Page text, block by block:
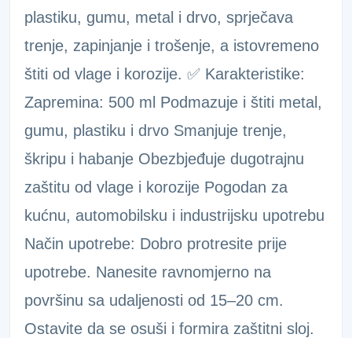
plastiku, gumu, metal i drvo, sprječava
trenje, zapinjanje i trošenje, a istovremeno
štiti od vlage i korozije. ✅ Karakteristike:
Zapremina: 500 ml Podmazuje i štiti metal,
gumu, plastiku i drvo Smanjuje trenje,
škripu i habanje Obezbjeđuje dugotrajnu
zaštitu od vlage i korozije Pogodan za
kućnu, automobilsku i industrijsku upotrebu
Način upotrebe: Dobro protresite prije
upotrebe. Nanesite ravnomjerno na
površinu sa udaljenosti od 15–20 cm.
Ostavite da se osuši i formira zaštitni sloj.